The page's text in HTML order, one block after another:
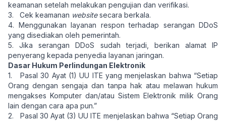
keamanan setelah melakukan pengujian dan verifikasi.
3. Cek keamanan websitesecara berkala.
4. Menggunakan layanan respon terhadap serangan DDoS
yang disediakan oleh pemerintah.
5. Jika serangan DDoS sudah terjadi, berikan alamat IP
penyerang kepada penyedia layanan jaringan.
Dasar Hukum Perlindungan Elektronik
1. Pasal 30 Ayat (1) UU ITE yang menjelaskan bahwa “Setiap
Orang dengan sengaja dan tanpa hak atau melawan hukum
mengakses Komputer dan/atau Sistem Elektronik milik Orang
lain dengan cara apa pun.”
2. Pasal 30 Ayat (3) UU ITE menjelaskan bahwa “Setiap Orang